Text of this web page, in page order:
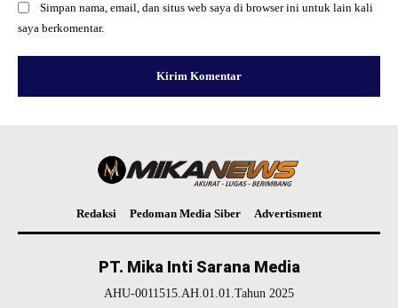
Simpan nama, email, dan situs web saya di browser ini untuk lain kali
saya berkomentar.
Redaksi Pedoman Media Siber Advertisment
PT. Mika Inti Sarana Media
AHU-0011515.AH.01.01.Tahun 2025